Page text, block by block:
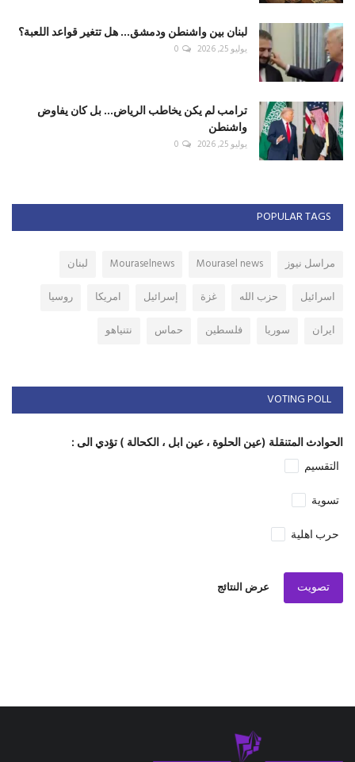
لبنان بين واشنطن ودمشق... هل تتغير قواعد اللعبة؟
يوليو 25, 2026 0
ترامب لم يكن يخاطب الرياض... بل كان يفاوض
واشنطن
يوليو 25, 2026 0
POPULAR TAGS
مراسل نيوز Mourasel news
Mouraselnews
لبنان
اسرائيل
حزب الله غزة إسرائيل امريكا
روسيا
ايران
سوريا فلسطين حماس نتنياهو
VOTING POLL
الحوادث المتنقلة (عين الحلوة ، عين ابل ، الكحالة ) تؤدي الى :
التقسيم
تسوية
حرب اهلية
تصويت عرض النتائج